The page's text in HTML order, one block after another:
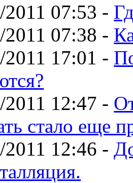
07:53 -
07:38 -
17:01 -
12:47 -
стало еще
12:46 -